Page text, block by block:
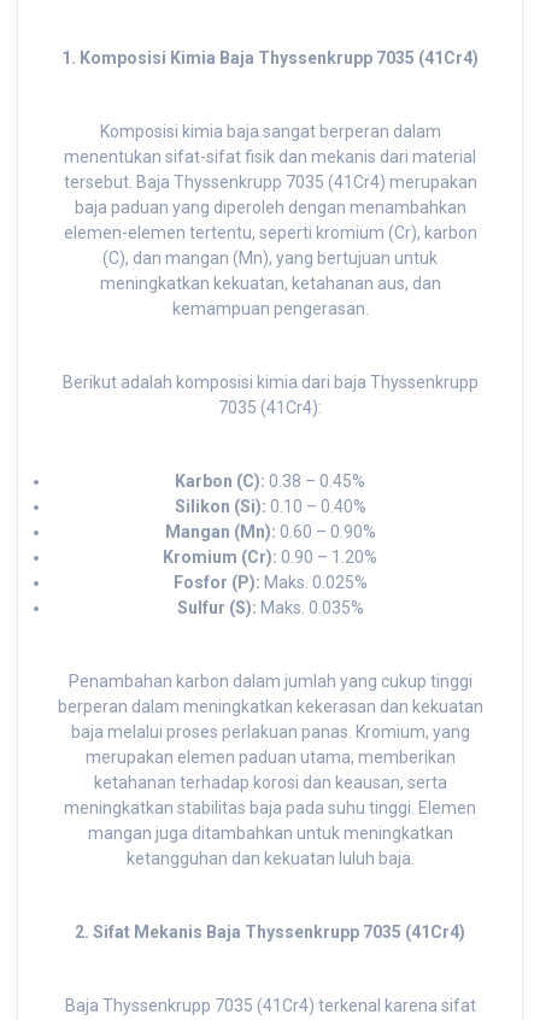
1. Komposisi Kimia Baja Thyssenkrupp 7035 (41Cr4)
Komposisi kimia baja sangat berperan dalam
menentukan sifat-sifat fisik dan mekanis dari material
tersebut. Baja Thyssenkrupp 7035 (41Cr4) merupakan
baja paduan yang diperoleh dengan menambahkan
elemen-elemen tertentu, seperti kromium (Cr), karbon
(C), dan mangan (Mn), yang bertujuan untuk
meningkatkan kekuatan, ketahanan aus, dan
kemampuan pengerasan.
Berikut adalah komposisi kimia dari baja Thyssenkrupp
7035 (41Cr4):
Karbon (C): 0.38 – 0.45%
Silikon (Si): 0.10 – 0.40%
Mangan (Mn): 0.60 – 0.90%
Kromium (Cr): 0.90 – 1.20%
Fosfor (P): Maks. 0.025%
Sulfur (S): Maks. 0.035%
Penambahan karbon dalam jumlah yang cukup tinggi
berperan dalam meningkatkan kekerasan dan kekuatan
baja melalui proses perlakuan panas. Kromium, yang
merupakan elemen paduan utama, memberikan
ketahanan terhadap korosi dan keausan, serta
meningkatkan stabilitas baja pada suhu tinggi. Elemen
mangan juga ditambahkan untuk meningkatkan
ketangguhan dan kekuatan luluh baja.
2. Sifat Mekanis Baja Thyssenkrupp 7035 (41Cr4)
Baja Thyssenkrupp 7035 (41Cr4) terkenal karena sifat